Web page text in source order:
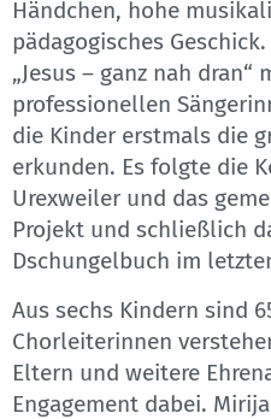
Händchen, hohe
pädagogisches
„Jesus – ganz nah dran“
professionellen
die Kinder erstmals die
erkunden. Es folgte die
Urexweiler und das
Projekt und schließlich
Dschungelbuch im
Aus sechs Kindern sind
Chorleiterinnen
Eltern und weitere
Engagement dabei.